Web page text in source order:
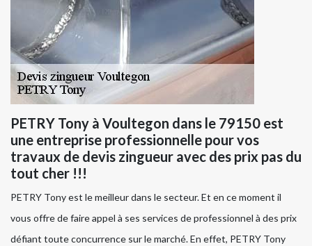
PETRY Tony à Voultegon dans le 79150 est
une entreprise professionnelle pour vos
travaux de devis zingueur avec des prix pas du
tout cher !!!
PETRY Tony est le meilleur dans le secteur. Et en ce moment il
vous offre de faire appel à ses services de professionnel à des prix
défiant toute concurrence sur le marché. En effet, PETRY Tony